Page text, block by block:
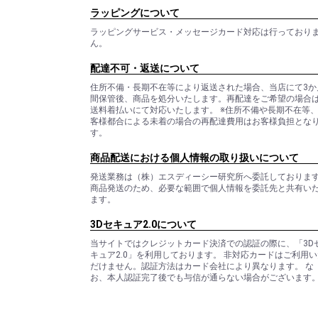
ラッピングについて
ラッピングサービス・メッセージカード対応は行っており
ん。
配達不可・返送について
住所不備・長期不在等により返送された場合、当店にて3か
間保管後、商品を処分いたします。再配達をご希望の場合は
送料着払いにて対応いたします。 ※住所不備や長期不在等
客様都合による未着の場合の再配達費用はお客様負担とな
す。
商品配送における個人情報の取り扱いについて
発送業務は（株）エスディーシー研究所へ委託しております
商品発送のため、必要な範囲で個人情報を委託先と共有い
ます。
3Dセキュア2.0について
当サイトではクレジットカード決済での認証の際に、「3D
キュア2.0」を利用しております。 非対応カードはご利用
だけません。認証方法はカード会社により異なります。 な
お、本人認証完了後でも与信が通らない場合がございます。